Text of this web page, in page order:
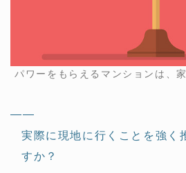
パワーをもらえるマンションは、
——
実際に現地に行くことを強く
すか？